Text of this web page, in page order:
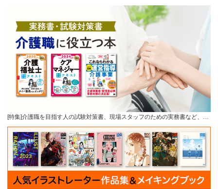
[特集]介護職を目指す人の試験対策書、現場スタッフのための実務書など、…